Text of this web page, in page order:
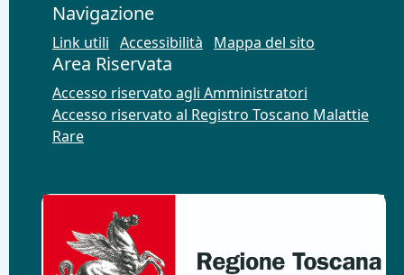
Navigazione
Link utili Accessibilità Mappa del sito
Area Riservata
Accesso riservato agli Amministratori
Accesso riservato al Registro Toscano Malattie
Rare